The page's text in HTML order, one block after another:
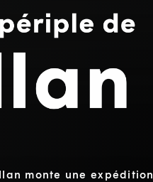
monte une expédition